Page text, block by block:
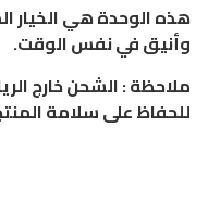
هذه الوحدة هي الخيار
وأنيق في نفس الوقت.
ملاحظة : الشحن خارج
للحفاظ على سلامة